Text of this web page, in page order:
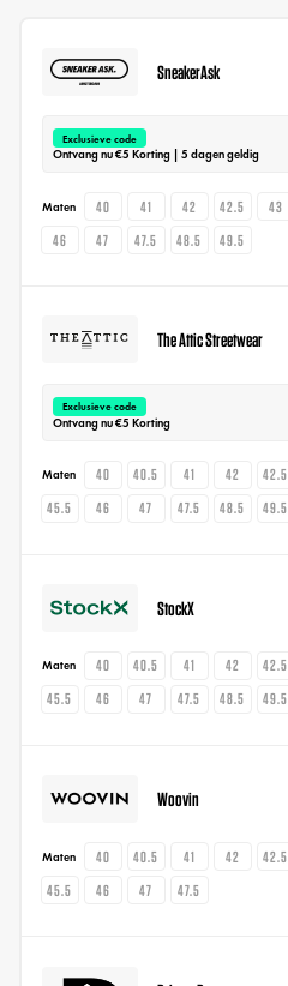
SneakerAsk
Exclusieve code
Ontvang nu €5 Korting | 5 dagen geldig
Maten 40 41 42 42.5 43
46
47 47.5 48.5 49.5
The Attic Streetwear
Exclusieve code
Ontvang nu €5 Korting
Maten 40 40.5 41 42 42.5
45.5
46 47 47.5 48.5 49.5
StockX
Maten 40 40.5 41 42 42.5
45.5
46 47 47.5 48.5 49.5
Woovin
Maten 40 40.5 41 42 42.5
45.5
46 47 47.5